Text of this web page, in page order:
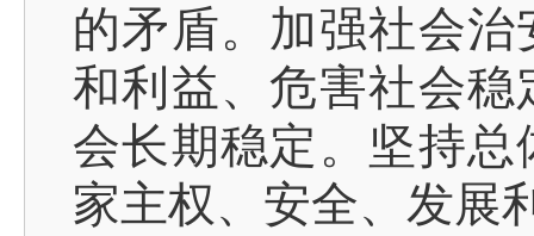
的矛盾。加强社会
和利益、危害社会
会长期稳定。坚持
家主权、安全、发展